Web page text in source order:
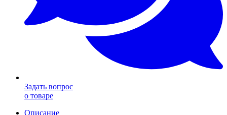
Задать вопрос
о товаре
Описание